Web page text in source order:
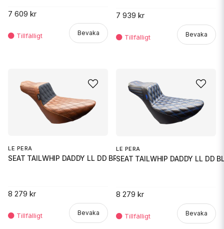
7 609 kr
Bevaka
7 939 kr
Bevaka
LE PERA
SEAT TAILWHIP DADDY LL DD BROW
8 279 kr
Bevaka
LE PERA
SEAT TAILWHIP DADDY LL DD
8 279 kr
Bevaka